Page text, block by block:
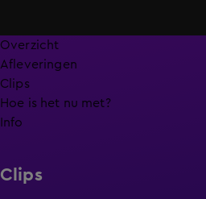
Overzicht
Afleveringen
Clips
Hoe is het nu met?
Info
Clips